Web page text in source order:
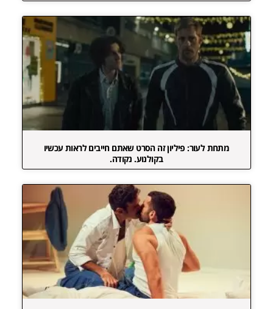
מתחת לעור: פיליון זה הסרט שאתם חייבים לראות עכשיו
בקולנוע. נקודה.